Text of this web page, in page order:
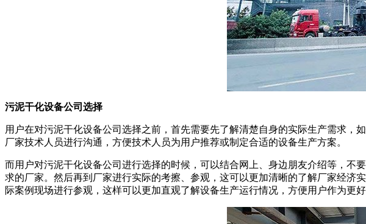
污泥干化设备公司选择
用户在对污泥干化设备公司选择之前，首先需要先了解清楚自身的实际生产需求
厂家技术人员进行沟通，方便技术人员为用户推荐或制定合适的设备生产方案。
而用户对污泥干化设备公司进行选择的时候，可以结合网上、身边朋友介绍等，
求的厂家。然后再到厂家进行实际的考擦、参观，这可以更加清晰的了解厂家经
际案例现场进行参观，这样可以更加直观了解设备生产运行情况，方便用户作为更好